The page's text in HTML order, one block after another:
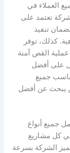
العملاء في
تعتمد على
تنفيذ
كذلك، توفر
القص آمنة
على أفضل
جميع
من يبحث عن أفضل
جميع أنواع
كل مشاريع
الشركة بسرعة